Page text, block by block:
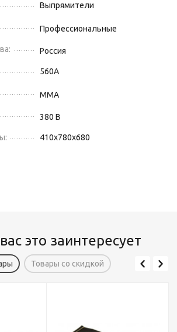
Выпрямители
Профессиональные
Россия
560А
MMA
380 В
410х780х680
это заинтересует
Товары со скидкой